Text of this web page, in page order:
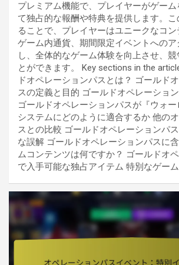
プレミアム機能で、プレイヤーがゲー
て独占的な報酬や特典を提供します。
ることで、プレイヤーはユニークなコ
ゲーム内通貨、期間限定イベントへの
し、全体的なゲーム体験を向上させ、競
とができます。 Key sections in the
ドオペレーションパスとは？ ゴールド
スの定義と目的 ゴールドオペレーショ
ゴールドオペレーションパスが『ウォー
システムにどのように適合するか 他の
スとの比較 ゴールドオペレーションパ
な誤解 ゴールドオペレーションパスに
ムコンテンツは何ですか？ ゴールドオ
で入手可能な独占アイテム 特別なゲー